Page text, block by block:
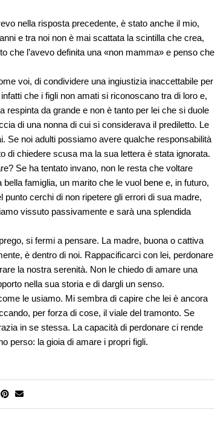
nella risposta precedente, è stato anche il mio,
e tra noi non è mai scattata la scintilla che crea,
che l’avevo definita una «non mamma» e penso che
voi, di condividere una ingiustizia inaccettabile per
che i figli non amati si riconoscano tra di loro e,
da grande e non è tanto per lei che si duole
di una nonna di cui si considerava il prediletto. Le
Se noi adulti possiamo avere qualche responsabilità
di chiedere scusa ma la sua lettera è stata ignorata.
Se ha tentato invano, non le resta che voltare
famiglia, un marito che le vuol bene e, in futuro,
cerchi di non ripetere gli errori di sua madre,
vissuto passivamente e sarà una splendida
si fermi a pensare. La madre, buona o cattiva
è dentro di noi. Rappacificarci con lei, perdonare
la nostra serenità. Non le chiedo di amare una
nella sua storia e di dargli un senso.
le usiamo. Mi sembra di capire che lei è ancora
per forza di cose, il viale del tramonto. Se
in se stessa. La capacità di perdonare ci rende
perso: la gioia di amare i propri figli.